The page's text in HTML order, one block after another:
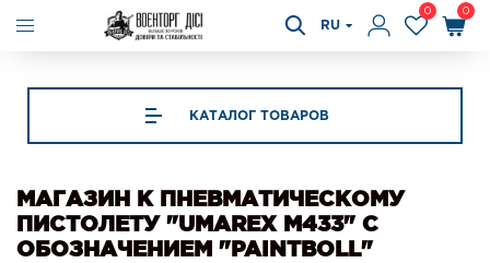
RU
0 0
КАТАЛОГ ТОВАРОВ
МАГАЗИН К ПНЕВМАТИЧЕСКОМУ
ПИСТОЛЕТУ "UMAREX M433" С
ОБОЗНАЧЕНИЕМ "PAINTBOLL"